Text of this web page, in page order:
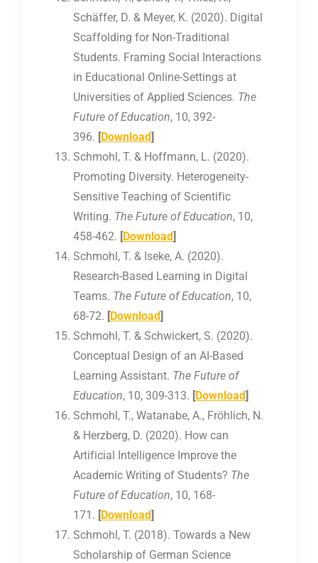
Schäffer, D. & Meyer, K. (2020). Digital
Scaffolding for Non-Traditional
Students. Framing Social Interactions
in Educational Online-Settings at
Universities of Applied Sciences. The
Future of Education, 10, 392-
396. [Download]
Schmohl, T. & Hoffmann, L. (2020).
Promoting Diversity. Heterogeneity-
Sensitive Teaching of Scientific
Writing. The Future of Education, 10,
458-462. [Download]
Schmohl, T. & Iseke, A. (2020).
Research-Based Learning in Digital
Teams. The Future of Education, 10,
68-72. [Download]
Schmohl, T. & Schwickert, S. (2020).
Conceptual Design of an AI-Based
Learning Assistant. The Future of
Education, 10, 309-313. [Download]
Schmohl, T., Watanabe, A., Fröhlich, N.
& Herzberg, D. (2020). How can
Artificial Intelligence Improve the
Academic Writing of Students? The
Future of Education, 10, 168-
171. [Download]
Schmohl, T. (2018). Towards a New
Scholarship of German Science